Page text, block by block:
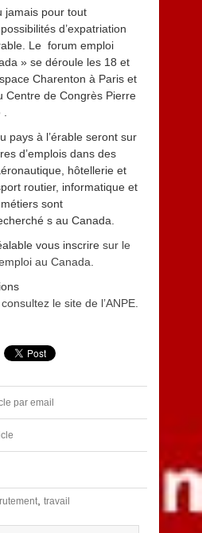
jamais pour tout
d’expatriation
Le forum emploi
» se déroule les 18 et
Charenton à Paris et
Centre de Congrès Pierre
pays à l’érable seront sur
d’emplois dans des
hôtellerie et
routier, informatique et
sont
s au Canada.
vous inscrire sur le
au Canada
consultez le site de l’ANPE.
par email
, travail